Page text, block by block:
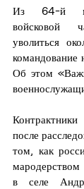
Из 64-й
войсковой
уволиться
командование
Об этом
Контрактники
после
том, как
в селе